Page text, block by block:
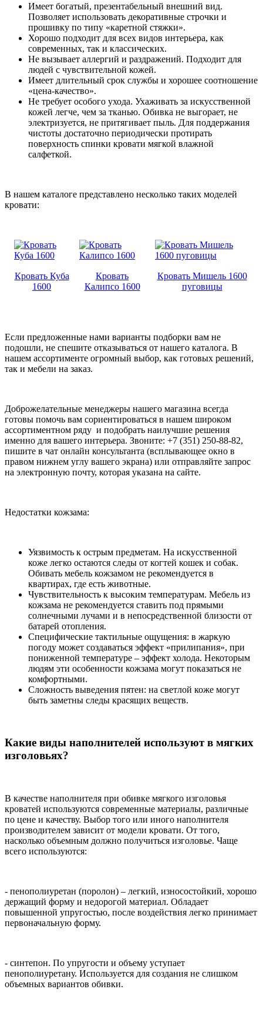
Имеет богатый, презентабельный внешний вид.
Позволяет использовать декоративные строчки и
прошивку по типу «каретной стяжки».
Хорошо подходит для всех видов интерьера, как
современных, так и классических.
Не вызывает аллергий и раздражений. Подходит для
людей с чувствительной кожей.
Имеет длительный срок службы и хорошее соотношение
«цена-качество».
Не требует особого ухода. Ухаживать за искусственной
кожей легче, чем за тканью. Обивка не выгорает, не
электризуется, не притягивает пыль. Для поддержания
чистоты достаточно периодически протирать
поверхность спинки кровати мягкой влажной
салфеткой.
В нашем каталоге представлено несколько таких моделей
кровати:
Кровать Куба
1600
Кровать
Калипсо 1600
Кровать Мишель 1600
пуговицы
Если предложенные нами варианты подборки вам не
подошли, не спешите отказываться от нашего каталога. В
нашем ассортименте огромный выбор, как готовых решений,
так и мебели на заказ.
Доброжелательные менеджеры нашего магазина всегда
готовы помочь вам сориентироваться в нашем широком
ассортиментном ряду и подобрать наилучшие решения
именно для вашего интерьера. Звоните: +7 (351) 250-88-82,
пишите в чат онлайн консультанта (всплывающее окно в
правом нижнем углу вашего экрана) или отправляйте запрос
на электронную почту, которая указана на сайте.
Недостатки кожзама:
Уязвимость к острым предметам. На искусственной
коже легко остаются следы от когтей кошек и собак.
Обивать мебель кожзамом не рекомендуется в
квартирах, где есть животные.
Чувствительность к высоким температурам. Мебель из
кожзама не рекомендуется ставить под прямыми
солнечными лучами и в непосредственной близости от
батарей отопления.
Специфические тактильные ощущения: в жаркую
погоду может создаваться эффект «прилипания», при
пониженной температуре ­– эффект холода. Некоторым
людям эти особенности кожзама могут показаться не
комфортными.
Сложность выведения пятен: на светлой коже могут
быть заметны следы красящих веществ.
Какие виды наполнителей используют в мягких
изголовьях?
В качестве наполнителя при обивке мягкого изголовья
кроватей используются современные материалы, различные
по цене и качеству. Выбор того или иного наполнителя
производителем зависит от модели кровати. От того,
насколько объемным должно получиться изголовье. Чаще
всего используются:
- пенополиуретан (поролон) – легкий, износостойкий, хорошо
держащий форму и недорогой материал. Обладает
повышенной упругостью, после воздействия легко принимает
первоначальную форму.
- синтепон. По упругости и объему уступает
пенополиуретану. Используется для создания не слишком
объемных вариантов обивки.